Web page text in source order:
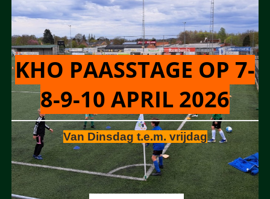
KHO PAASSTAGE OP 7-
8-9-10 APRIL 2026
Van Dinsdag t.e.m. vrijdag